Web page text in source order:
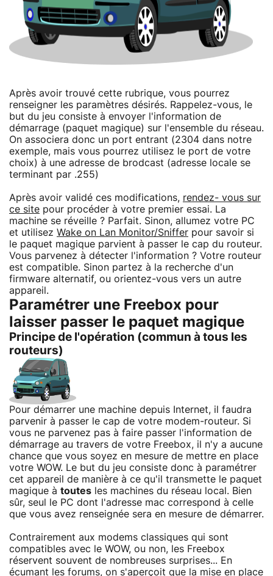
Après avoir trouvé cette rubrique, vous pourrez
renseigner les paramètres désirés. Rappelez-vous, le
but du jeu consiste à envoyer l'information de
démarrage (paquet magique) sur l'ensemble du réseau.
On associera donc un port entrant (2304 dans notre
exemple, mais vous pourrez utilisez le port de votre
choix) à une adresse de brodcast (adresse locale se
terminant par .255)
Après avoir validé ces modifications, rendez- vous sur
ce site pour procéder à votre premier essai. La
machine se réveille ? Parfait. Sinon, allumez votre PC
et utilisez Wake on Lan Monitor/Sniffer pour savoir si
le paquet magique parvient à passer le cap du routeur.
Vous parvenez à détecter l'information ? Votre routeur
est compatible. Sinon partez à la recherche d'un
firmware alternatif, ou orientez-vous vers un autre
appareil.
Paramétrer une Freebox pour
laisser passer le paquet magique
Principe de l'opération (commun à tous les
routeurs)
Pour démarrer une machine depuis Internet, il faudra
parvenir à passer le cap de votre modem-routeur. Si
vous ne parvenez pas à faire passer l'information de
démarrage au travers de votre Freebox, il n'y a aucune
chance que vous soyez en mesure de mettre en place
votre WOW. Le but du jeu consiste donc à paramétrer
cet appareil de manière à ce qu'il transmette le paquet
magique à toutes les machines du réseau local. Bien
sûr, seul le PC dont l'adresse mac correspond à celle
que vous avez renseignée sera en mesure de démarrer.
Contrairement aux modems classiques qui sont
compatibles avec le WOW, ou non, les Freebox
réservent souvent de nombreuses surprises... En
écumant les forums, on s'aperçoit que la mise en place